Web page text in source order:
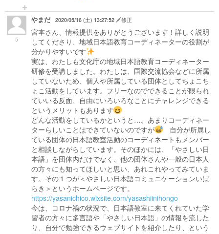
5
やまだ 2020/05/16 (土) 13:27:52 修正
宮本さん、情報提供をありがとうございます！詳しく説明
してくださり、地域日本語教育コーディネーターの役割が
分かりやすいです
実は、わたしも文化庁の地域日本語教育コーディネーター
研修を受講しました。わたしは、国際交流協会などに所属
していないため、個人や所属している団体としてちょこち
ょこ活動をしています。フリーなのでできることが限られ
ていいる反面、自由にいろいろなことにチャレンジできる
というメリットもあります
どんな活動をしているかというと…。あまりコーディネー
ターらしいことはできていないのですが
自分が所属し
ている団体の日本語教室活動のコーディネートもメンバー
と相談しながらしています。そのほかには、「やさしい日
本語」を団体内だけでなく、他の団体さんや一般の日本人
の方々にも知ってほしいと思い、あれこれやってみていま
す。その１つが＜やさしい日本語コミュニケーションいば
らき＞というホームページです。
https://yasanichico.wixsite.com/yasashiinihongo
今は、コロナ禍の状況で、日本語教室に来てくれていた学
習者の方々に多言語や「やさしい日本語」の情報を流した
り、自分で勉強できるウェブサイトを紹介したり、という